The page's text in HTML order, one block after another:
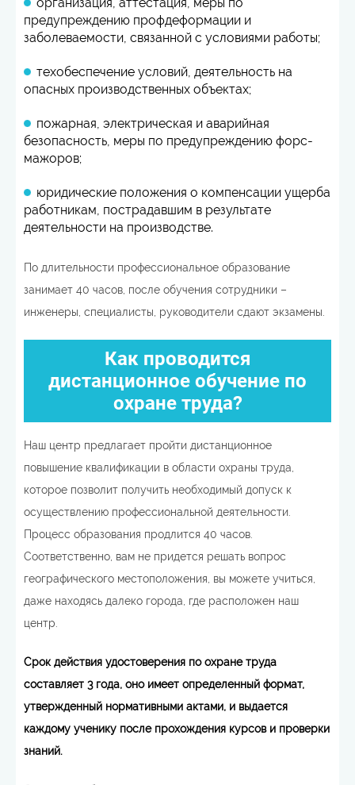
предупреждению профдеформации и
заболеваемости, связанной с условиями работы;
техобеспечение условий, деятельность на
опасных производственных объектах;
пожарная, электрическая и аварийная
безопасность, меры по предупреждению форс-
мажоров;
юридические положения о компенсации ущерба
работникам, пострадавшим в результате
деятельности на производстве.
По длительности профессиональное образование
занимает 40 часов, после обучения сотрудники –
инженеры, специалисты, руководители сдают экзамены.
Как проводится
дистанционное обучение по
охране труда?
Наш центр предлагает пройти дистанционное
повышение квалификации в области охраны труда,
которое позволит получить необходимый допуск к
осуществлению профессиональной деятельности.
Процесс образования продлится 40 часов.
Соответственно, вам не придется решать вопрос
географического местоположения, вы можете учиться,
даже находясь далеко города, где расположен наш
центр.
Срок действия удостоверения по охране труда
составляет 3 года, оно имеет определенный формат,
утвержденный нормативными актами, и выдается
каждому ученику после прохождения курсов и проверки
знаний.